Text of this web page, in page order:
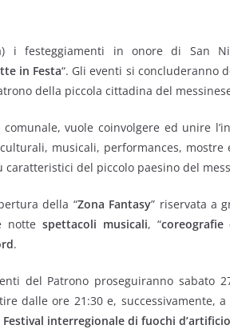
i festeggiamenti in onore di San
in Festa“. Gli eventi si concluderanno
della piccola cittadina del
comunale, vuole coinvolgere ed unire
musicali, performances, mostre
del piccolo paesino del
della “Zona Fantasy” riservata a
notte spettacoli musicali, “
.
del Patrono proseguiranno sabato
dalle ore 21:30 e, successivamente,
Festival interregionale di fuochi d’artificio